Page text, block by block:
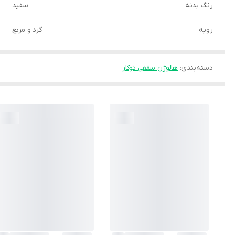
رنگ بدنه سفید
رویه گرد و مربع
دسته‌بندی: هالوژن سقفی توکار